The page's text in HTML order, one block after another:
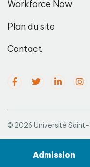
Admission
Workforce Now
Plan du site
Contact
© 2026 Université Saint-